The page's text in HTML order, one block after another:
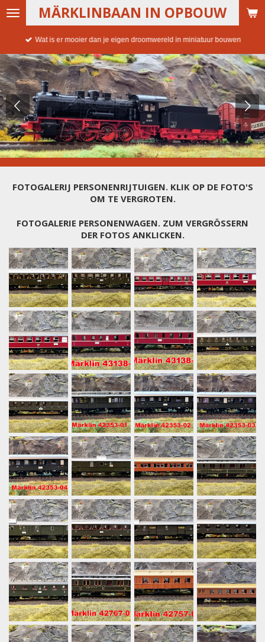
Ga
hoofdinhoud
MÄRKLINBAAN IN OPBOUW
Wat is er mooier dan je eigen droomwereld in miniatuur bouwen
FOTOGALERIJ PERSONENRIJTUIGEN. KLIK OP DE FOTO'S
OM TE VERGROTEN.
FOTOGALERIE PERSONENWAGEN. ZUM VERGRÖSSERN D
ER FOTOS ANKLICKEN.